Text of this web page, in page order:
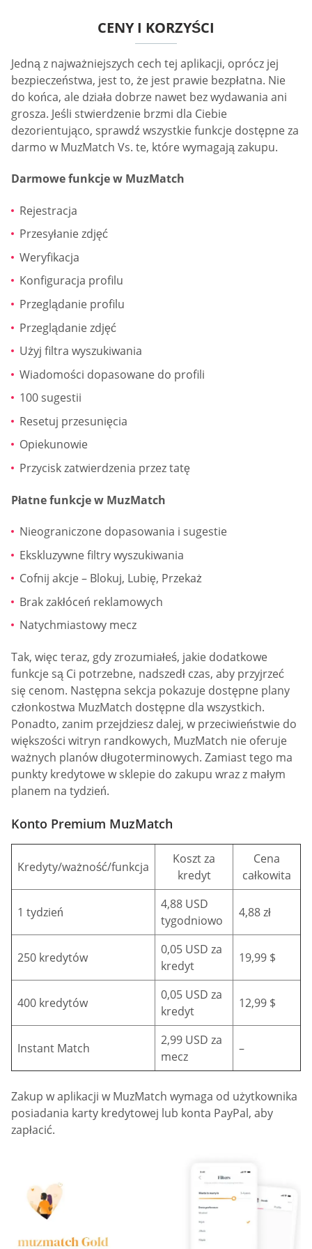
CENY I KORZYŚCI
Jedną z najważniejszych cech tej aplikacji, oprócz jej
bezpieczeństwa, jest to, że jest prawie bezpłatna. Nie
do końca, ale działa dobrze nawet bez wydawania ani
grosza. Jeśli stwierdzenie brzmi dla Ciebie
dezorientująco, sprawdź wszystkie funkcje dostępne za
darmo w MuzMatch Vs. te, które wymagają zakupu.
Darmowe funkcje w MuzMatch
Rejestracja
Przesyłanie zdjęć
Weryfikacja
Konfiguracja profilu
Przeglądanie profilu
Przeglądanie zdjęć
Użyj filtra wyszukiwania
Wiadomości dopasowane do profili
100 sugestii
Resetuj przesunięcia
Opiekunowie
Przycisk zatwierdzenia przez tatę
Płatne funkcje w MuzMatch
Nieograniczone dopasowania i sugestie
Ekskluzywne filtry wyszukiwania
Cofnij akcje – Blokuj, Lubię, Przekaż
Brak zakłóceń reklamowych
Natychmiastowy mecz
Tak, więc teraz, gdy zrozumiałeś, jakie dodatkowe
funkcje są Ci potrzebne, nadszedł czas, aby przyjrzeć
się cenom. Następna sekcja pokazuje dostępne plany
członkostwa MuzMatch dostępne dla wszystkich.
Ponadto, zanim przejdziesz dalej, w przeciwieństwie do
większości witryn randkowych, MuzMatch nie oferuje
ważnych planów długoterminowych. Zamiast tego ma
punkty kredytowe w sklepie do zakupu wraz z małym
planem na tydzień.
Konto Premium MuzMatch
Kredyty/ważność/funkcja
Koszt za
kredyt
Cena
całkowita
1 tydzień
4,88 USD
tygodniowo
4,88 zł
250 kredytów
0,05 USD za
kredyt
19,99 $
400 kredytów
0,05 USD za
kredyt
12,99 $
Instant Match
2,99 USD za
mecz
–
Zakup w aplikacji w MuzMatch wymaga od użytkownika
posiadania karty kredytowej lub konta PayPal, aby
zapłacić.